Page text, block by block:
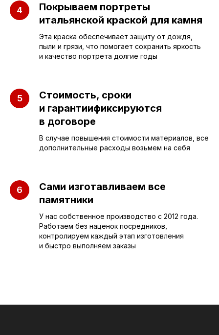
Покрываем портреты
итальянской краской для камня
Эта краска обеспечивает защиту от дождя,
пыли и грязи, что помогает сохранить яркость
и качество портрета долгие годы
Стоимость, сроки
и гарантиификсируются
в договоре
В случае повышения стоимости материалов, все
дополнительные расходы возьмем на себя
Сами изготавливаем все
памятники
У нас собственное производство с 2012 года.
Работаем без наценок посредников,
контролируем каждый этап изготовления
и быстро выполняем заказы
ПАМЯТНИКИ
Бюджетные
Комплексы
СЛЕЗА В
ИНФОРМАЦИЯ
О компании
Наши работы
Доставка и
установка